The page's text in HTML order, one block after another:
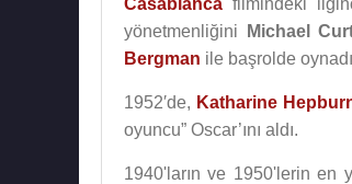
Casablanca filmindeki
yönetmenliğini
Michael
Bergman ile başrolde
1952′de, Katharine
oyuncu” Oscar’ını aldı.
1940'ların ve 1950'lerin en